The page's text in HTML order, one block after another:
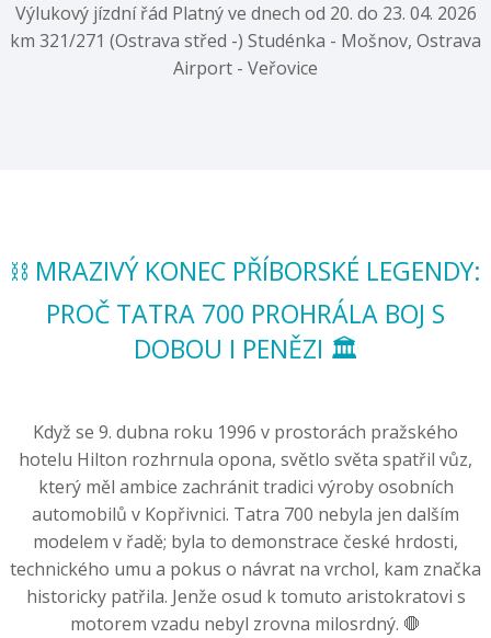
Výlukový jízdní řád Platný ve dnech od 20. do 23. 04. 2026
km 321/271 (Ostrava střed -) Studénka - Mošnov, Ostrava
Airport - Veřovice
⛓️ MRAZIVÝ KONEC PŘÍBORSKÉ LEGENDY:
PROČ TATRA 700 PROHRÁLA BOJ S
DOBOU I PENĚZI 🏛️
Když se 9. dubna roku 1996 v prostorách pražského
hotelu Hilton rozhrnula opona, světlo světa spatřil vůz,
který měl ambice zachránit tradici výroby osobních
automobilů v Kopřivnici. Tatra 700 nebyla jen dalším
modelem v řadě; byla to demonstrace české hrdosti,
technického umu a pokus o návrat na vrchol, kam značka
historicky patřila. Jenže osud k tomuto aristokratovi s
motorem vzadu nebyl zrovna milosrdný. 🛑